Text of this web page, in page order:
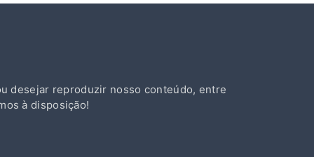
desejar reproduzir nosso conteúdo, entre
à disposição!